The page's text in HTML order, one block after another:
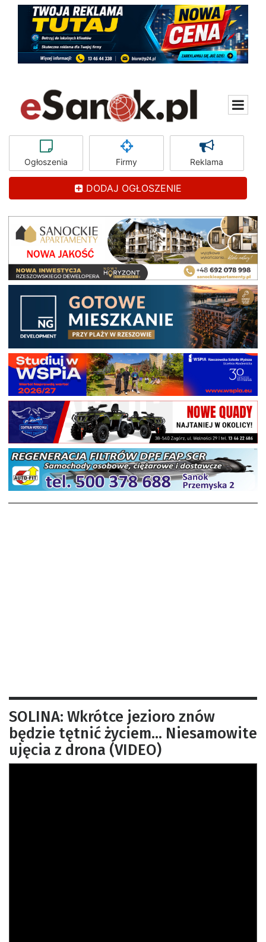
Ogłoszenia Firmy Reklama
DODAJ OGŁOSZENIE
SOLINA: Wkrótce jezioro znów
będzie tętnić życiem… Niesamowite
ujęcia z drona (VIDEO)